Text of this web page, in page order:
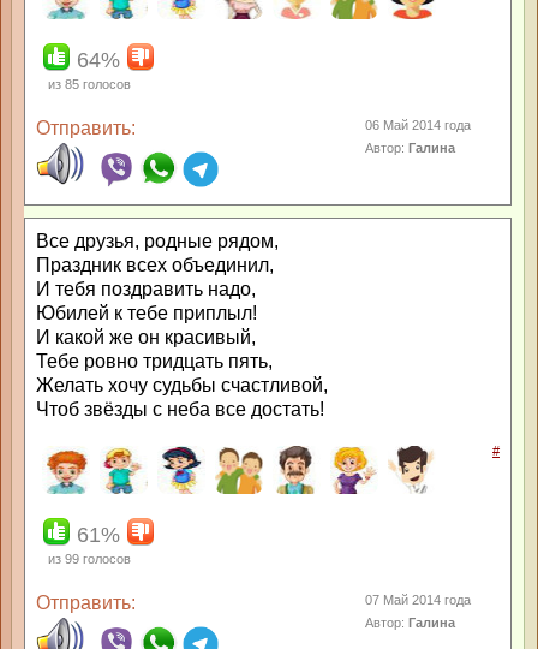
64%
из 85 голосов
Отправить:
06 Май 2014 года
Автор:Галина
Все друзья, родные рядом,
Праздник всех объединил,
И тебя поздравить надо,
Юбилей к тебе приплыл!
И какой же он красивый,
Тебе ровно тридцать пять,
Желать хочу судьбы счастливой,
Чтоб звёзды с неба все достать!
#
61%
из 99 голосов
Отправить:
07 Май 2014 года
Автор:Галина